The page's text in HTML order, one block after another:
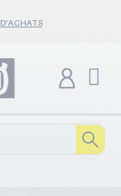
D'ACHATS